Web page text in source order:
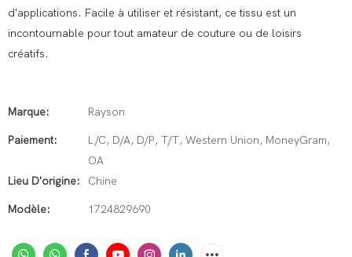
d'applications. Facile à utiliser et résistant, ce tissu est un
incontournable pour tout amateur de couture ou de loisirs
créatifs.
Marque: Rayson
Paiement:
L/C, D/A, D/P, T/T, Western Union, MoneyGram,
OA
Lieu D'origine:
Chine
Modèle: 1724829690